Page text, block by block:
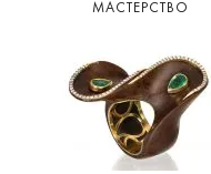
МАСТЕРСТВО